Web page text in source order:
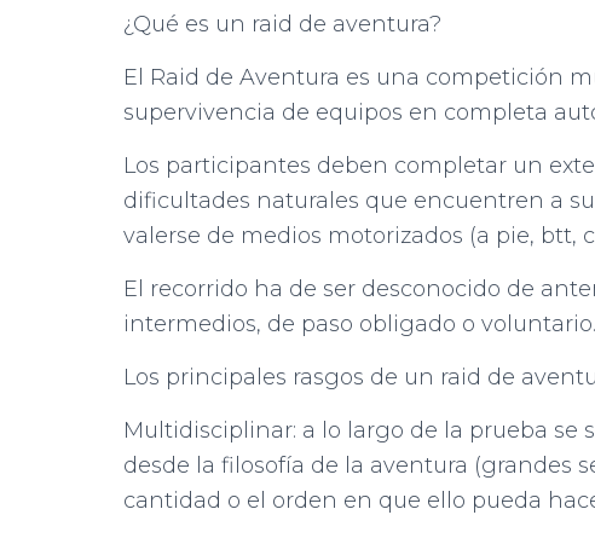
¿Qué es un raid de aventura?
El Raid de Aventura es una competición
supervivencia de equipos en completa
Los participantes deben completar un
dificultades naturales que encuentren a
valerse de medios motorizados (a pie, btt,
El recorrido ha de ser desconocido de
intermedios, de paso obligado o
Los principales rasgos de un raid de
Multidisciplinar: a lo largo de la prueba se
desde la filosofía de la aventura (grandes
cantidad o el orden en que ello pueda